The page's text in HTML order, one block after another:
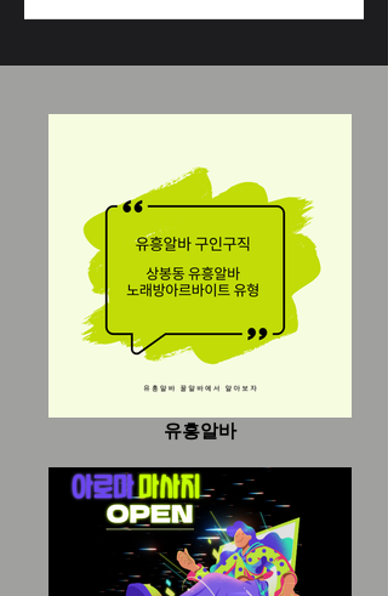
는 말은 일본식 표현에서 유래했지만, 한국
시간을 보내는 공간 을 의미하는 경우가 많
가라오케알바 이태원은 외국인 거주자와
인 분위기 가 강한 것이 특징이다. 이태원
가라오케알바 구인 이태원가라오케알바
이태원 지역적 특성과 가라오케 문화 이태
원은 미군 기지 인접 지역으로 발전해 왔
고, 다양한 국적의 사람들이 모이는 곳이
다. 이로 인해 가라오케 역시 한국인 전용
뿐 아니라 마사지알바 외국인 손님을 대상
으로 한 업소 , 혹은 혼합형 업소 가 공존한
다.영어·일본어·중국어 등 외국어 응대가
가능한 곳도 있고, 음악 장르 역시 K-POP,
팝, 힙합, 라틴 음악 등으로 다양하다. 또한
유흥알바